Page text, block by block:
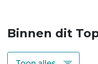
Binnen dit